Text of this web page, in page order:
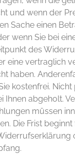
und wenn der
Sache einen
wenn Sie bei
des
eine vertraglich
haben.
kostenfrei.
Ihnen abgeholt.
müssen
Die Frist